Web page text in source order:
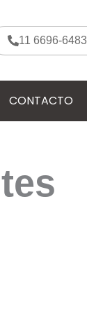
11 6696-6483
CONTACTO